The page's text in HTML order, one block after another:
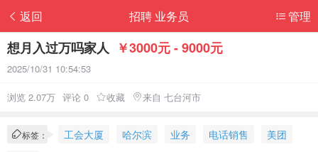
返回 管理
招聘 业务员
想月入过万吗家人 ￥3000元 - 9000元
2025/10/31 10:54:53
浏览 2.07万 评论 0 收藏 来自 七台河市
标签： 工会大厦 哈尔滨 业务 电话销售
美团